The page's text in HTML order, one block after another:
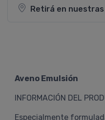
Retirá en
Aveno Emulsión
INFORMACIÓN DEL
Especialmente